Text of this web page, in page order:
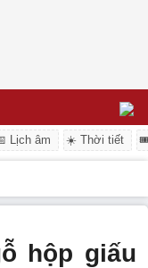
Lịch âm ☀️ Thời tiết
hộp giấu